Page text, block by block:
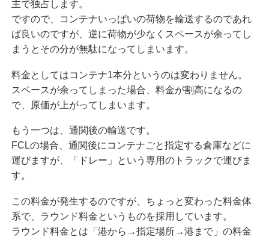
主で独占します。
ですので、コンテナいっぱいの荷物を輸送するのであれ
ば良いのですが、逆に荷物が少なくスペースが余ってし
まうとその分が無駄になってしまいます。
料金としてはコンテナ1本分というのは変わりません。
スペースが余ってしまった場合、料金が割高になるの
で、原価が上がってしまいます。
もう一つは、通関後の輸送です。
FCLの場合、通関後にコンテナごと指定する倉庫などに
運びますが、「ドレー」という専用のトラックで運びま
す。
この料金が発生するのですが、ちょっと変わった料金体
系で、ラウンド料金というものを採用しています。
ラウンド料金とは「港から→指定場所→港まで」の料金